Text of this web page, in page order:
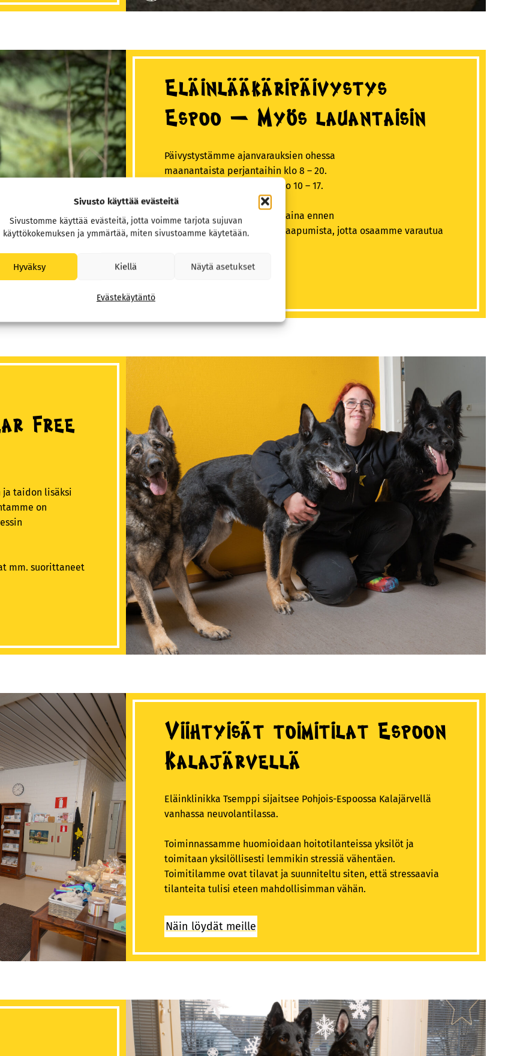
Sivusto käyttää evästeitä
Sivustomme käyttää evästeitä, jotta voimme tarjota sujuvan
käyttökokemuksen ja ymmärtää, miten sivustoamme käytetään.
Hyväksy Kiellä Näytä asetukset
Evästekäytäntö
Eläinlääkäripäivystys
Espoo – Myös lauantaisin
Päivystystämme ajanvarauksien ohessa
maanantaista perjantaihin klo 8 – 20.
Lauantaina päivystämme klo 10 – 17.
Suosittelemme soittamaan aina ennen
eläinlääkäripäivystykseen saapumista, jotta osaamme varautua
Free
taidon lisäksi
on
mm. suorittaneet
Viihtyisät toimitilat Espoon
Kalajärvellä
Eläinklinikka Tsemppi sijaitsee Pohjois-Espoossa Kalajärvellä
vanhassa neuvolantilassa.
Toiminnassamme huomioidaan hoitotilanteissa yksilöt ja
toimitaan yksilöllisesti lemmikin stressiä vähentäen.
Toimitilamme ovat tilavat ja suunniteltu siten, että stressaavia
tilanteita tulisi eteen mahdollisimman vähän.
Näin löydät meille